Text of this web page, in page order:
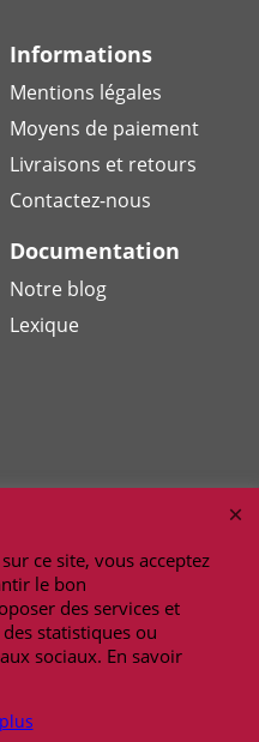
Informations
Mentions légales
Moyens de paiement
Livraisons et retours
Contactez-nous
Documentation
Notre blog
Lexique
amulettes.fr
ce site, vous acceptez
le bon
des services et
statistiques ou
sociaux. En savoir